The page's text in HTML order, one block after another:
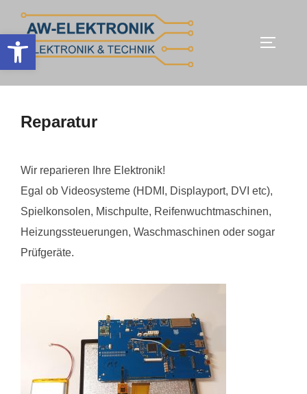
Werkzeugleiste öffnen
springen
Reparatur
Wir reparieren Ihre Elektronik!
Egal ob Videosysteme (HDMI, Displayport, DVI etc),
Spielkonsolen, Mischpulte, Reifenwuchtmaschinen,
Heizungssteuerungen, Waschmaschinen oder sogar
Prüfgeräte.